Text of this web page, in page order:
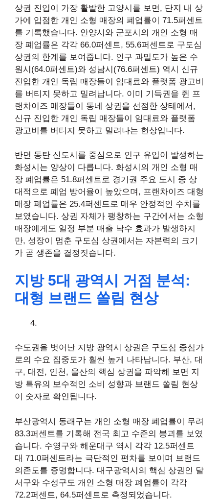
상권 진입이 가장 활발한 고양시를 보면, 단지 내 상
가에 입점한 개인 소형 매장의 폐업률이 71.5퍼센트
를 기록했습니다. 안양시와 군포시의 개인 소형 매
장 폐업률은 각각 66.0퍼센트, 55.6퍼센트로 구도심
상권의 한계를 보여줍니다. 인구 과밀도가 높은 수
원시(64.0퍼센트)와 성남시(76.6퍼센트) 역시 신규
진입한 개인 독립 매장들이 임대료와 플랫폼 광고비
를 버티지 못하고 밀려납니다. 이미 기득권을 쥔 프
랜차이즈 매장들이 동네 상권을 선점한 상태에서,
신규 진입한 개인 독립 매장들이 임대료와 플랫폼
광고비를 버티지 못하고 밀려나는 현상입니다.
반면 동탄 신도시를 중심으로 인구 유입이 발생하는
화성시는 양상이 다릅니다. 화성시의 개인 소형 매
장 폐업률은 51.8퍼센트로 경기권 주요 도시 중 상
대적으로 폐업 방어율이 높았으며, 프랜차이즈 대형
매장 폐업률은 25.4퍼센트로 매우 안정적인 수치를
보였습니다. 상권 자체가 팽창하는 구간에서는 소형
매장에게도 일정 부분 매출 낙수 효과가 발생하지
만, 성장이 멈춘 구도심 상권에서는 자본력의 크기
가 곧 생존을 결정짓습니다.
지방 5대 광역시 거점 분석:
대형 브랜드 쏠림 현상
수도권을 벗어난 지방 광역시 상권은 구도심 중심가
로의 수요 집중도가 훨씬 높게 나타납니다. 부산, 대
구, 대전, 인천, 울산의 핵심 상권을 파악해 보면 지
방 특유의 보수적인 소비 성향과 브랜드 쏠림 현상
이 숫자로 확인됩니다.
부산광역시 동래구는 개인 소형 매장 폐업률이 무려
83.3퍼센트를 기록해 전국 최고 수준의 붕괴를 보였
습니다. 수영구와 해운대구 역시 각각 12.5퍼센트
대 71.0퍼센트라는 극단적인 편차를 보이며 브랜드
의존도를 증명합니다. 대구광역시의 핵심 상권인 달
서구와 수성구도 개인 소형 매장 폐업률이 각각
72.2퍼센트, 64.5퍼센트로 측정되었습니다.